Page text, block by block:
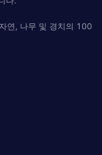
연, 나무 및 경치의 100